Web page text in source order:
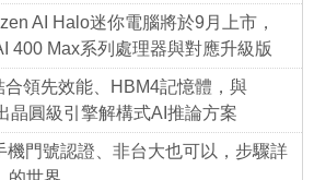
AI Halo迷你電腦將於9月上市，
400 Max系列處理器與對應升級版
合領先效能、HBM4記憶體，與
晶圓級引擎解構式AI推論方案
機門號認證、非台大也可以，步驟詳